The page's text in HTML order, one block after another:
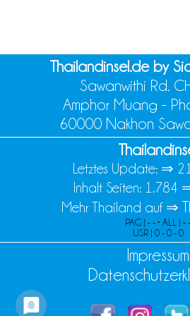
Thailandinsel.de by
Sawanwithi Rd.
Amphor Muang -
60000 Nakhon
Letztes Update: ⇒
Inhalt Seiten: 1.784
Mehr Thailand auf ⇒
PAG | - - • ALL | - -
USR | 0 - 0 - 0
Impressum